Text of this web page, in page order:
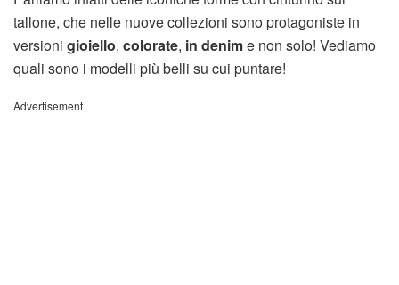
tallone, che nelle nuove collezioni sono protagoniste in
versioni gioiello, colorate, in denime non solo! Vediamo
quali sono i modelli più belli su cui puntare!
Advertisement